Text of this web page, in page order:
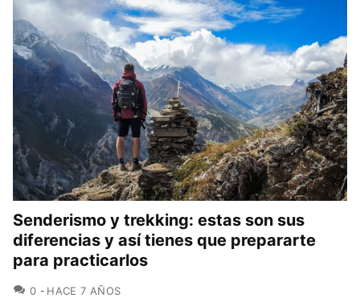
Senderismo y trekking: estas son sus
diferencias y así tienes que prepararte
para practicarlos
0 COMENTARIOS
HACE 7 AÑOS